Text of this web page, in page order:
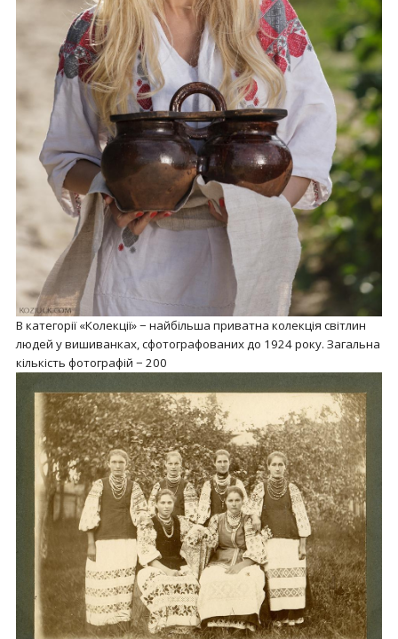
В категорії «Колекції» − найбільша приватна колекція світлин
людей у вишиванках, сфотографованих до 1924 року. Загальна
кількість фотографій − 200